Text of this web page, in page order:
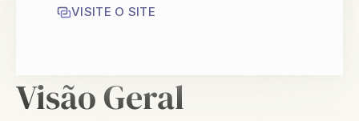
VISITE O SITE
Visão Geral